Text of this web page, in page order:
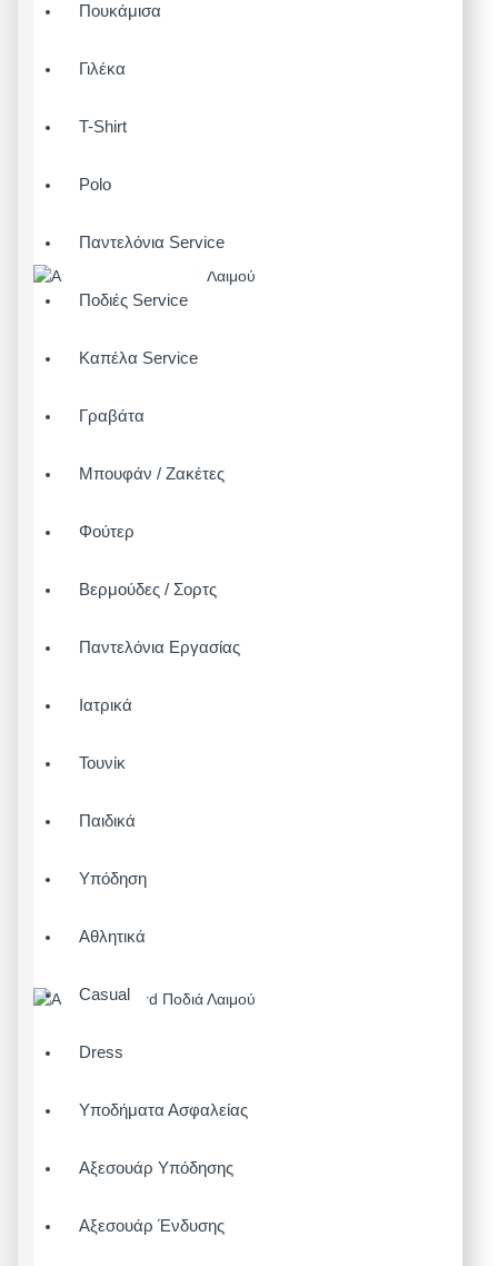
Πουκάμισα
Γιλέκα
T-Shirt
Polo
Παντελόνια Service
Ποδιές Service
Καπέλα Service
Γραβάτα
Μπουφάν / Ζακέτες
Φούτερ
Βερμούδες / Σορτς
Παντελόνια Εργασίας
Ιατρικά
Τουνίκ
Παιδικά
Υπόδηση
Αθλητικά
Casual
Dress
Υποδήματα Ασφαλείας
Αξεσουάρ Υπόδησης
Αξεσουάρ Ένδυσης